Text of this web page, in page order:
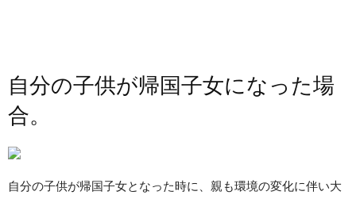
自分の子供が帰国子女になった場
合。
自分の子供が帰国子女となった時に、親も環境の変化に伴い大